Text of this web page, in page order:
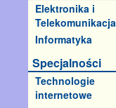
Elektronika i
Telekomunikacja
Informatyka
Specjalności
Technologie
internetowe